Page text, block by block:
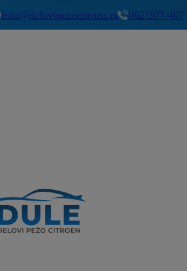
info@delovipezocitroen.rs 062/307-407